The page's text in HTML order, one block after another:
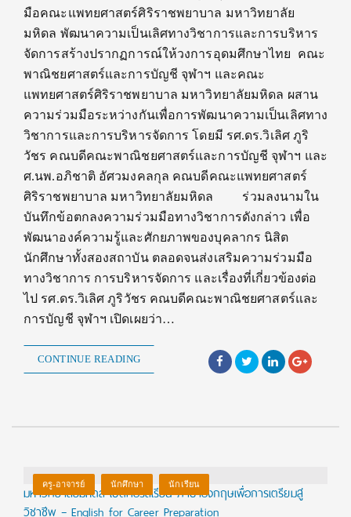
มือคณะแพทยศาสตร์ศิริราชพยาบาล มหาวิทยาลัย
มหิดล พัฒนาความเป็นเลิศทางวิชาการและการบริหาร
จัดการสร้างปรากฏการณ์ให้วงการอุดมศึกษาไทย คณะ
พาณิชยศาสตร์และการบัญชี จุฬาฯ และคณะ
แพทยศาสตร์ศิริราชพยาบาล มหาวิทยาลัยมหิดล ผสาน
ความร่วมมือระหว่างกันเพื่อการพัฒนาความเป็นเลิศทาง
วิชาการและการบริหารจัดการ โดยมี รศ.ดร.วิเลิศ ภูริ
วัชร คณบดีคณะพาณิชยศาสตร์และการบัญชี จุฬาฯ และ
ศ.นพ.อภิชาติ อัศวมงคลกุล คณบดีคณะแพทยศาสตร์
ศิริราชพยาบาล มหาวิทยาลัยมหิดล ร่วมลงนามใน
บันทึกข้อตกลงความร่วมมือทางวิชาการดังกล่าว เพื่อ
พัฒนาองค์ความรู้และศักยภาพของบุคลากร นิสิต
นักศึกษาทั้งสองสถาบัน ตลอดจนส่งเสริมความร่วมมือ
ทางวิชาการ การบริหารจัดการ และเรื่องที่เกี่ยวข้องต่อ
ไป รศ.ดร.วิเลิศ ภูริวัชร คณบดีคณะพาณิชยศาสตร์และ
การบัญชี จุฬาฯ เปิดเผยว่า…
CONTINUE READING
ครู-อาจารย์ นักศึกษา นักเรียน
มหาวิทยาลัยมหิดล เปิดคอร์สเรียน ภาษาอังกฤษเพื่อการเตรียมสู่
วิชาชีพ – English for Career Preparation